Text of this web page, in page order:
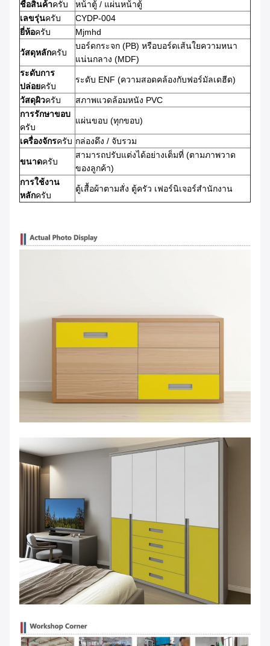
ชื่อสินค้าครับ
หน้าตู้ / แผ่นหน้าตู้
เลขรุ่นครับ
CYDP-004
ยี่ห้อครับ Mjmhd
วัสดุหลักครับ
บอร์ดกระจก (PB) หรือบอร์ดเส้นใยความหนา
แน่นกลาง (MDF)
ระดับการ
ปล่อยครับ
ระดับ ENF (ความสอดคล้องกับฟอร์มัลเดฮีด)
วัสดุผิวครับ
สภาพแวดล้อมหนัง PVC
การรักษาขอบ
ครับ
แผ่นขอบ (ทุกขอบ)
เครื่องจักรครับ กล่องดึง / จับรวม
ขนาดครับ
สามารถปรับแต่งได้อย่างเต็มที่ (ตามภาพวาด
ของลูกค้า)
การใช้งาน
หลักครับ
ตู้เสื้อผ้าตามสั่ง ตู้ครัว เฟอร์นิเจอร์สํานักงาน